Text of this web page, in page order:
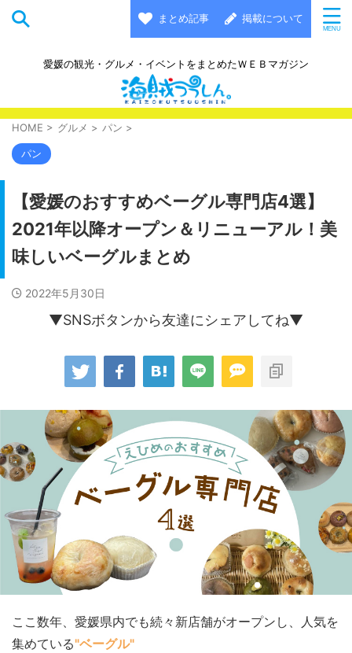
まとめ記事 掲載について
愛媛の観光・グルメ・イベントをまとめたＷＥＢマガジン
HOME > グルメ > パン >
パン
【愛媛のおすすめベーグル専門店4選】
2021年以降オープン＆リニューアル！美
味しいベーグルまとめ
2022年5月30日
▼SNSボタンから友達にシェアしてね▼
ここ数年、愛媛県内でも続々新店舗がオープンし、人気を
集めている"ベーグル"